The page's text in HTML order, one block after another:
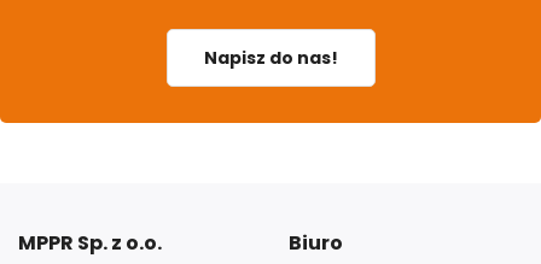
Napisz do nas!
MPPR Sp. z o.o. Biuro